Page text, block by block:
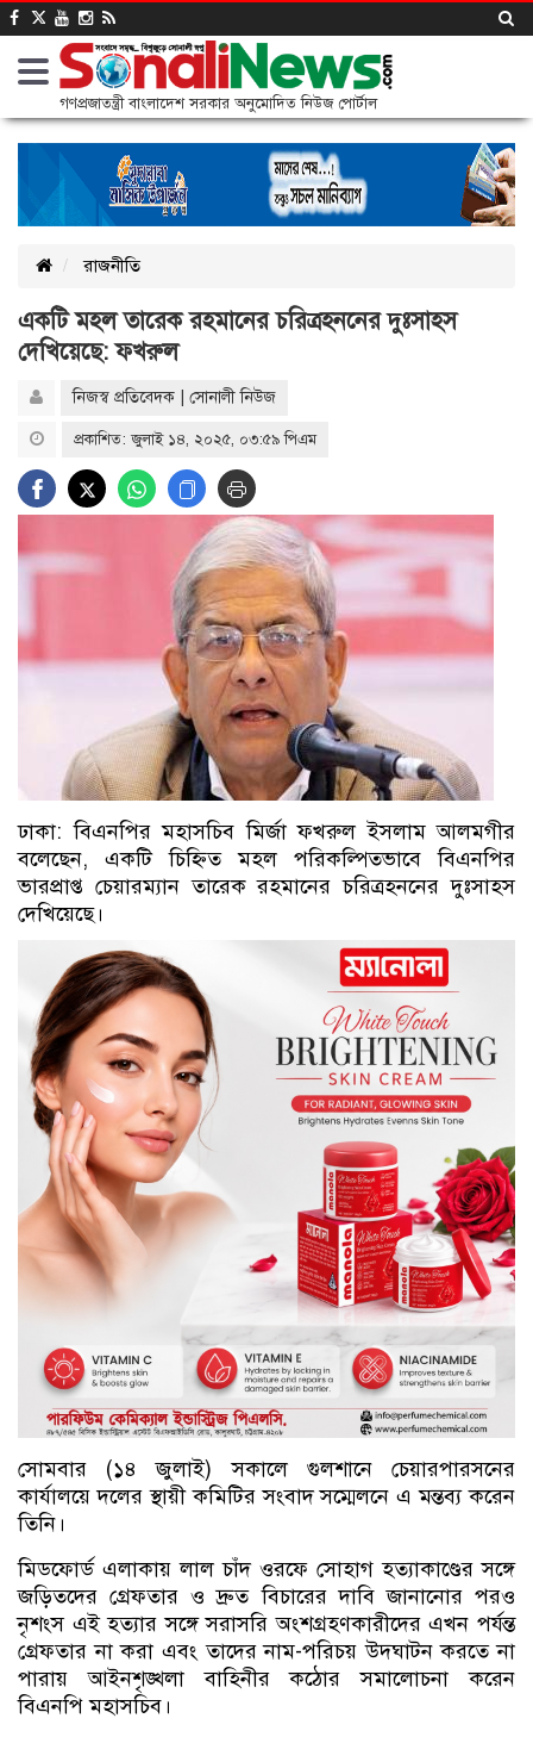
গণপ্রজাতন্ত্রী বাংলাদেশ সরকার অনুমোদিত নিউজ পোর্টাল
রাজনীতি
একটি মহল তারেক রহমানের চরিত্রহননের দুঃসাহস
দেখিয়েছে: ফখরুল
নিজস্ব প্রতিবেদক | সোনালী নিউজ
প্রকাশিত: জুলাই ১৪, ২০২৫, ০৩:৫৯ পিএম
ঢাকা: বিএনপির মহাসচিব মির্জা ফখরুল ইসলাম আলমগীর
বলেছেন, একটি চিহ্নিত মহল পরিকল্পিতভাবে বিএনপির
ভারপ্রাপ্ত চেয়ারম্যান তারেক রহমানের চরিত্রহননের দুঃসাহস
দেখিয়েছে।
সোমবার (১৪ জুলাই) সকালে গুলশানে চেয়ারপারসনের
কার্যালয়ে দলের স্থায়ী কমিটির সংবাদ সম্মেলনে এ মন্তব্য করেন
তিনি।
মিডফোর্ড এলাকায় লাল চাঁদ ওরফে সোহাগ হত্যাকাণ্ডের সঙ্গে
জড়িতদের গ্রেফতার ও দ্রুত বিচারের দাবি জানানোর পরও
নৃশংস এই হত্যার সঙ্গে সরাসরি অংশগ্রহণকারীদের এখন পর্যন্ত
গ্রেফতার না করা এবং তাদের নাম-পরিচয় উদ্ঘাটন করতে না
পারায় আইনশৃঙ্খলা বাহিনীর কঠোর সমালোচনা করেন
বিএনপি মহাসচিব।